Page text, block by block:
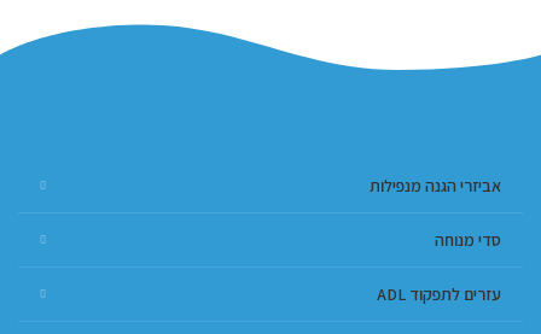
אביזרי הגנה מנפילות
סדי מנוחה
עזרים לתפקוד ADL